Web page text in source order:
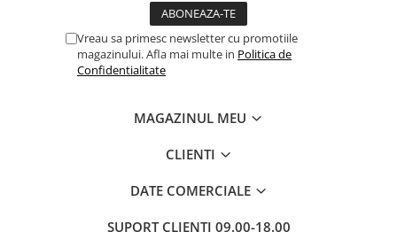
Vreau sa primesc newsletter cu promotiile
magazinului. Afla mai multe in Politica de
Confidentialitate
MAGAZINUL MEU
CLIENTI
DATE COMERCIALE
SUPORT CLIENTI 09.00-18.00